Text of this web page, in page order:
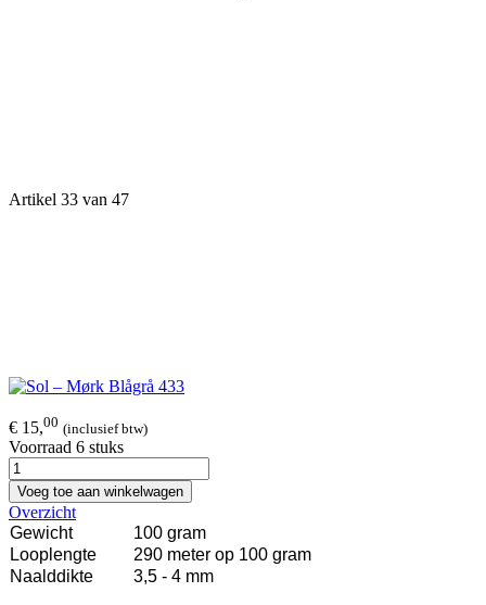
Artikel 33 van 47
€ 15,00 (inclusief btw)
Voorraad 6 stuks
Voeg toe aan winkelwagen
Overzicht
Gewicht
100 gram
Looplengte
290 meter op 100 gram
Naalddikte
3,5 - 4 mm